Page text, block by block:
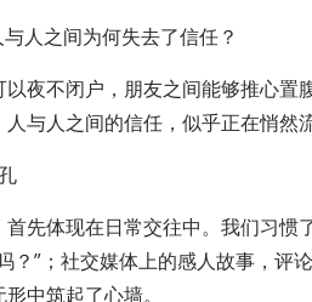
人之间为何失去了信任？
夜不闭户，朋友之间能够推心
与人之间的信任，似乎正在悄然流
首先体现在日常交往中。我们习
？”；社交媒体上的感人故事，评
中筑起了心墙。